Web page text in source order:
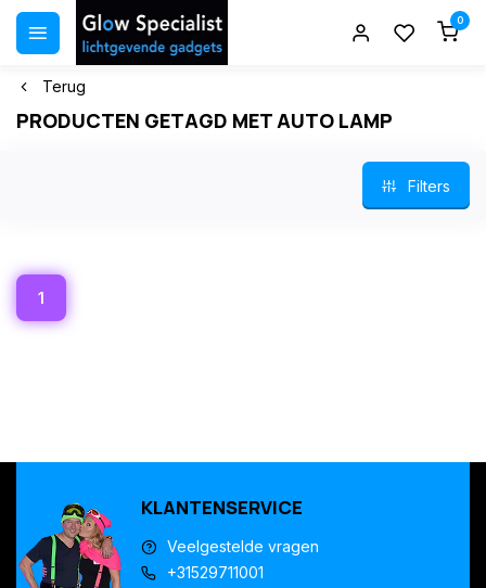
0
Terug
PRODUCTEN GETAGD MET AUTO LAMP
Filters
1
KLANTENSERVICE
Veelgestelde vragen
+31529711001